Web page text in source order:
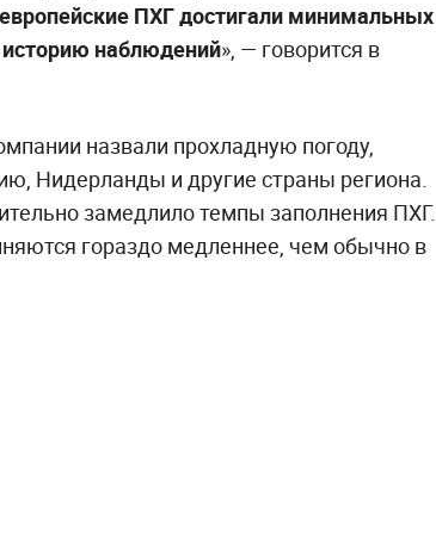
ПХГ достигали минимальных
историю наблюдений», — говорится в
назвали прохладную погоду,
Нидерланды и другие страны региона.
замедлило темпы заполнения ПХГ.
гораздо медленнее, чем обычно в